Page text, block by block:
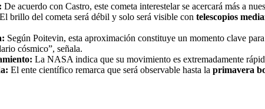
De acuerdo con Castro, este cometa interestelar se acercará más a
El brillo del cometa será débil y solo será visible con telescopios
Según Poitevin, esta aproximación constituye un momento clave
cósmico”, señala.
La NASA indica que su movimiento es extremadamente
El ente científico remarca que será observable hasta la primavera